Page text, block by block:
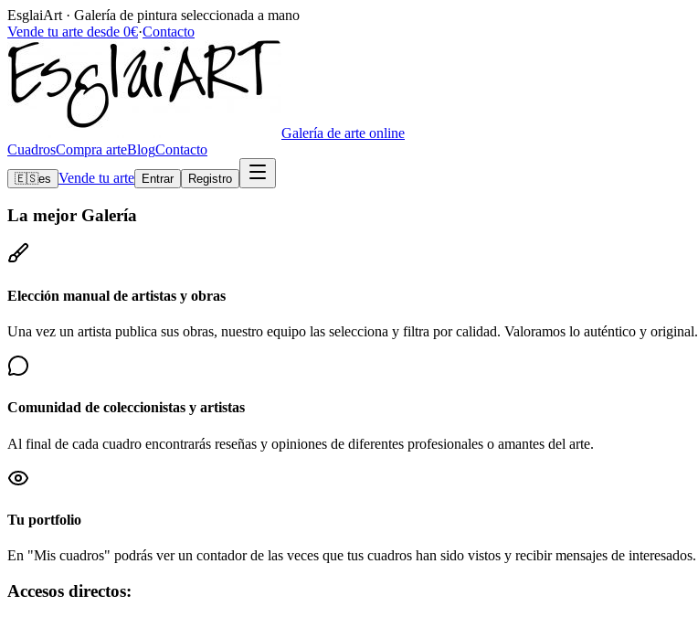
EsglaiArt · Galería de pintura seleccionada a mano
Vende tu arte desde 0€·Contacto
Galería de arte online
CuadrosCompra arteBlogContacto
🇪🇸es Vende tu arte Entrar Registro
La mejor Galería
Elección manual de artistas y obras
Una vez un artista publica sus obras, nuestro equipo las selecciona y filtra por calidad. Valoramos lo auténtico y original.
Comunidad de coleccionistas y artistas
Al final de cada cuadro encontrarás reseñas y opiniones de diferentes profesionales o amantes del arte.
Tu portfolio
En "Mis cuadros" podrás ver un contador de las veces que tus cuadros han sido vistos y recibir mensajes de interesados.
Accesos directos: